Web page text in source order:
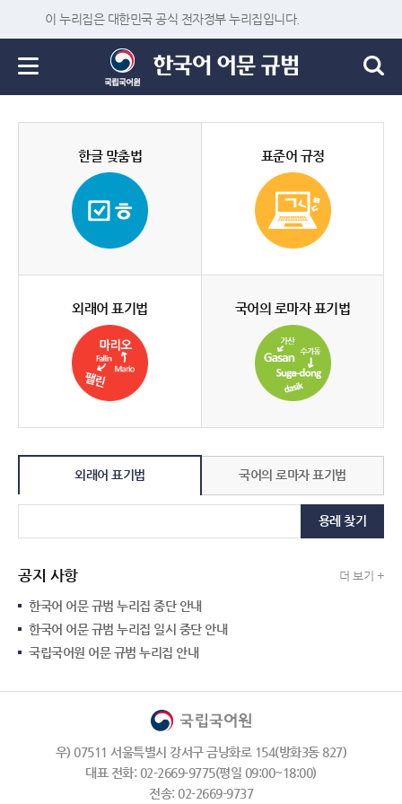
이 누리집은 대한민국 공식 전자정부 누리집입니다.
한글 맞춤법 표준어 규정
외래어 표기법 국어의 로마자 표기법
외래어 표기법 국어의 로마자 표기법
용례 찾기
공지 사항 더 보기 +
한국어 어문 규범 누리집 중단 안내
한국어 어문 규범 누리집 일시 중단 안내
국립국어원 어문 규범 누리집 안내
우) 07511 서울특별시 강서구 금낭화로 154(방화3동 827)
대표 전화: 02-2669-9775(평일 09:00~18:00)
전송: 02-2669-9737